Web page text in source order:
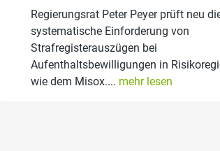
Regierungsrat Peter Peyer prüft neu
systematische Einforderung von
Strafregisterauszügen bei
Aufenthaltsbewilligungen in
wie dem Misox.... mehr lesen